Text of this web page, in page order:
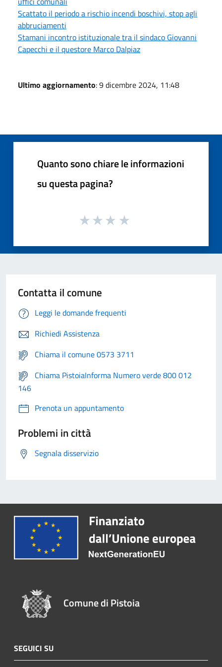
Scattato il periodo a rischio incendi boschivi, stop agli
abbruciamenti
Stamani incontro istituzionale tra il sindaco Giovanni
Capecchi e il questore Marco Dalpiaz
Ultimo aggiornamento: 9 dicembre 2024, 11:48
Quanto sono chiare le informazioni
su questa pagina?
Contatta il comune
Leggi le domande frequenti
Richiedi Assistenza
Chiama il comune 0573 3711
Chiama PistoiaInforma Numero verde 800 012
146
Prenota un appuntamento
Problemi in città
Segnala disservizio
Comune di Pistoia
SEGUICI SU